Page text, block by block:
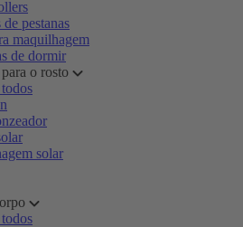
de pestanas
maquilhagem
de dormir
o rosto
solar